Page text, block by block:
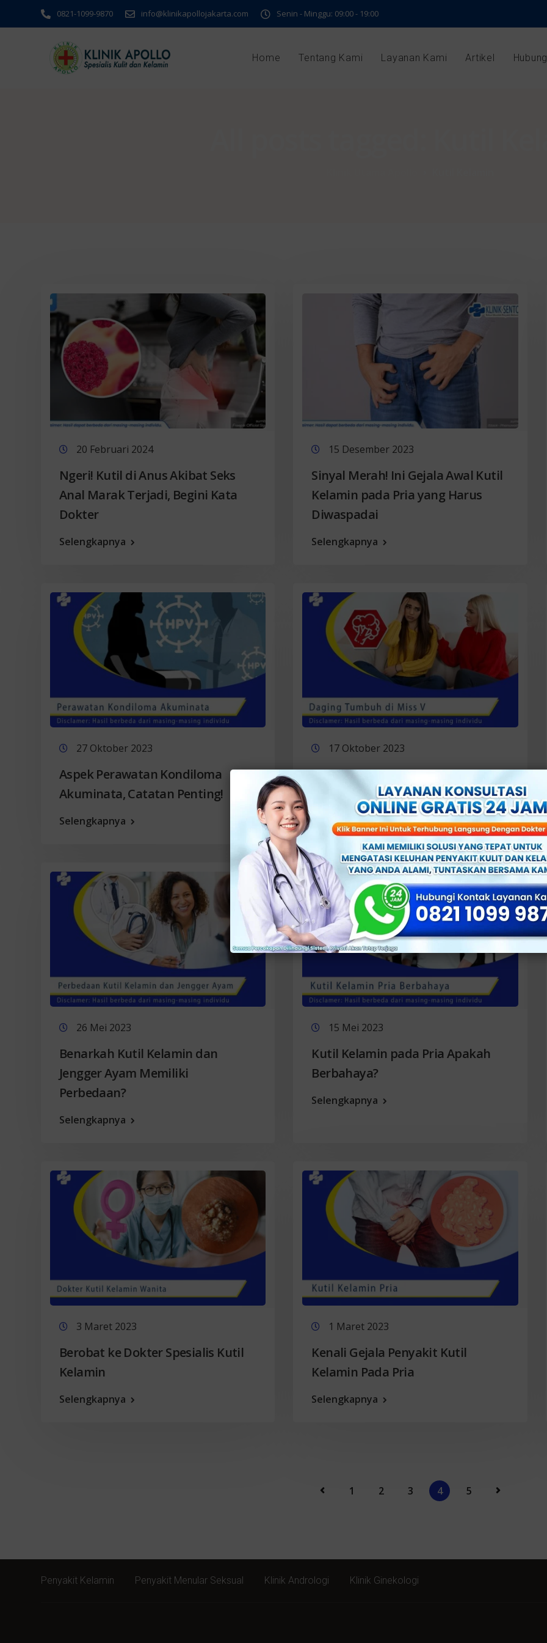
0821-1099-9870 info@klinikapollojakarta.com Senin - Minggu: 09:00 - 19:00
Home Tentang Kami Layanan Kami Artikel
20 Februari 2024
Ngeri! Kutil di Anus Akibat Seks
Anal Marak Terjadi, Begini Kata
Dokter
Selengkapnya
15 Desember 2023
Sinyal Merah! Ini Gejala Awal Kutil
Kelamin pada Pria yang Harus
Diwaspadai
Selengkapnya
27 Oktober 2023
Aspek Perawatan Kondiloma
Akuminata, Catatan Penting!
Selengkapnya
17 Oktober 2023
Daging Tumbuh di Miss V: Apakah
Itu Kutil Kelamin?
Selengkapnya
26 Mei 2023
Benarkah Kutil Kelamin dan
Jengger Ayam Memiliki
Perbedaan?
Selengkapnya
15 Mei 2023
Kutil Kelamin pada Pria Apakah
Berbahaya?
Selengkapnya
3 Maret 2023
Berobat ke Dokter Spesialis Kutil
Kelamin
Selengkapnya
1 Maret 2023
Kenali Gejala Penyakit Kutil
Kelamin Pada Pria
Selengkapnya
1 2 3 4 5
Penyakit Kelamin Penyakit Menular Seksual Klinik Andrologi Klinik Ginekologi